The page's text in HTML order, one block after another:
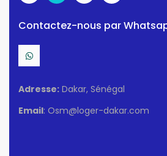
Contactez-nous par
Adresse: Dakar, Sénégal
Email: Osm@loger-dakar.com